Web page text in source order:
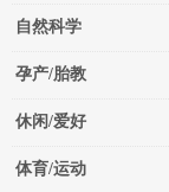
自然科学
孕产/胎教
休闲/爱好
体育/运动